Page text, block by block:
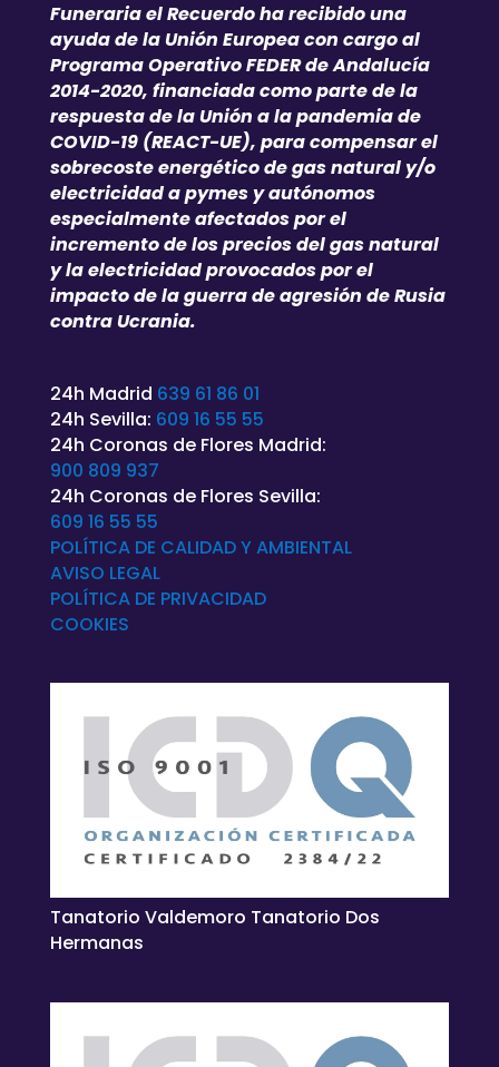
Funeraria el Recuerdo ha recibido una
ayuda de la Unión Europea con cargo al
Programa Operativo FEDER de Andalucía
2014-2020, financiada como parte de la
respuesta de la Unión a la pandemia de
COVID-19 (REACT-UE), para compensar el
sobrecoste energético de gas natural y/o
electricidad a pymes y autónomos
especialmente afectados por el
incremento de los precios del gas natural
y la electricidad provocados por el
impacto de la guerra de agresión de Rusia
contra Ucrania.
24h Madrid 639 61 86 01
24h Sevilla: 609 16 55 55
24h Coronas de Flores Madrid:
900 809 937
24h Coronas de Flores Sevilla:
609 16 55 55
POLÍTICA DE CALIDAD Y AMBIENTAL
AVISO LEGAL
POLÍTICA DE PRIVACIDAD
COOKIES
Tanatorio Valdemoro Tanatorio Dos
Hermanas